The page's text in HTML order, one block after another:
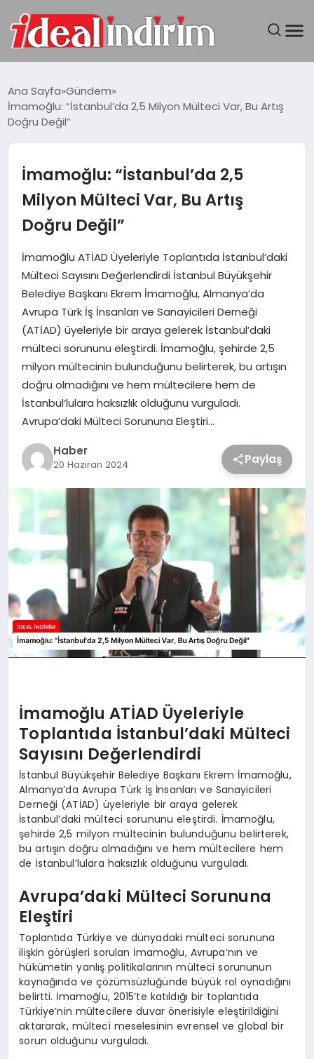
BILGISAYAR
TEKNOLOJI
YAŞAM
Ana Sayfa Gündem
İmamoğlu: “İstanbul’da 2,5 Milyon Mülteci Var, Bu Artış
Doğru Değil”
İmamoğlu: “İstanbul’da 2,5
Milyon Mülteci Var, Bu Artış
Doğru Değil”
İmamoğlu ATİAD Üyeleriyle Toplantıda İstanbul’daki
Mülteci Sayısını Değerlendirdi İstanbul Büyükşehir
Belediye Başkanı Ekrem İmamoğlu, Almanya’da
Avrupa Türk İş İnsanları ve Sanayicileri Derneği
(ATİAD) üyeleriyle bir araya gelerek İstanbul’daki
mülteci sorununu eleştirdi. İmamoğlu, şehirde 2,5
milyon mültecinin bulunduğunu belirterek, bu artışın
doğru olmadığını ve hem mültecilere hem de
İstanbul’lulara haksızlık olduğunu vurguladı.
Avrupa’daki Mülteci Sorununa Eleştiri…
Haber
20 Haziran 2024 Paylaş
İmamoğlu ATİAD Üyeleriyle
Toplantıda İstanbul’daki Mülteci
Sayısını Değerlendirdi
İstanbul Büyükşehir Belediye Başkanı Ekrem İmamoğlu,
Almanya’da Avrupa Türk İş İnsanları ve Sanayicileri
Derneği (ATİAD) üyeleriyle bir araya gelerek
İstanbul’daki mülteci sorununu eleştirdi. İmamoğlu,
şehirde 2,5 milyon mültecinin bulunduğunu belirterek,
bu artışın doğru olmadığını ve hem mültecilere hem
de İstanbul’lulara haksızlık olduğunu vurguladı.
Avrupa’daki Mülteci Sorununa
Eleştiri
Toplantıda Türkiye ve dünyadaki mülteci sorununa
ilişkin görüşleri sorulan İmamoğlu, Avrupa’nın ve
hükümetin yanlış politikalarının mülteci sorununun
kaynağında ve çözümsüzlüğünde büyük rol oynadığını
belirtti. İmamoğlu, 2015’te katıldığı bir toplantıda
Türkiye’nin mültecilere duvar önerisiyle eleştirildiğini
aktararak, mülteci meselesinin evrensel ve global bir
sorun olduğunu vurguladı.